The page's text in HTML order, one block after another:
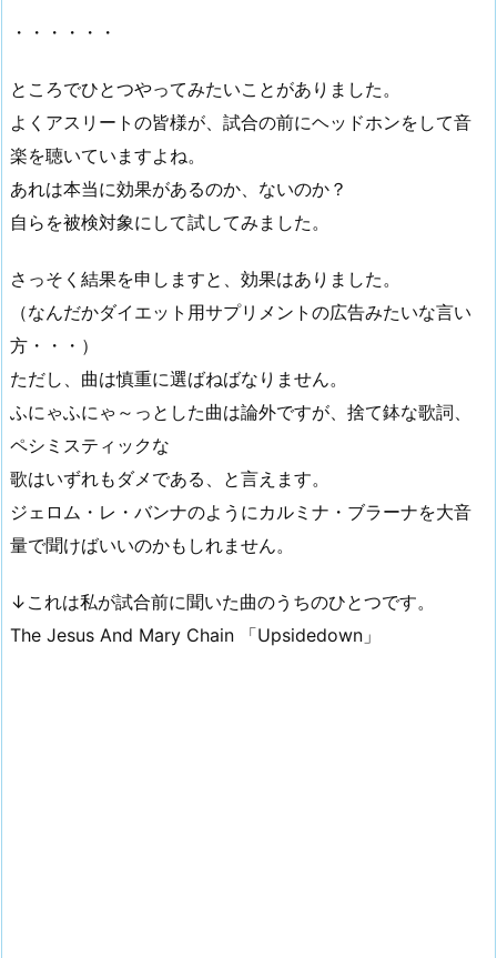
・・・・・・
ところでひとつやってみたいことがありました。
よくアスリートの皆様が、試合の前にヘッドホンをして音
楽を聴いていますよね。
あれは本当に効果があるのか、ないのか？
自らを被検対象にして試してみました。
さっそく結果を申しますと、効果はありました。
（なんだかダイエット用サプリメントの広告みたいな言い
方・・・）
ただし、曲は慎重に選ばねばなりません。
ふにゃふにゃ～っとした曲は論外ですが、捨て鉢な歌詞、
ペシミスティックな
歌はいずれもダメである、と言えます。
ジェロム・レ・バンナのようにカルミナ・ブラーナを大音
量で聞けばいいのかもしれません。
↓これは私が試合前に聞いた曲のうちのひとつです。
The Jesus And Mary Chain 「Upsidedown」